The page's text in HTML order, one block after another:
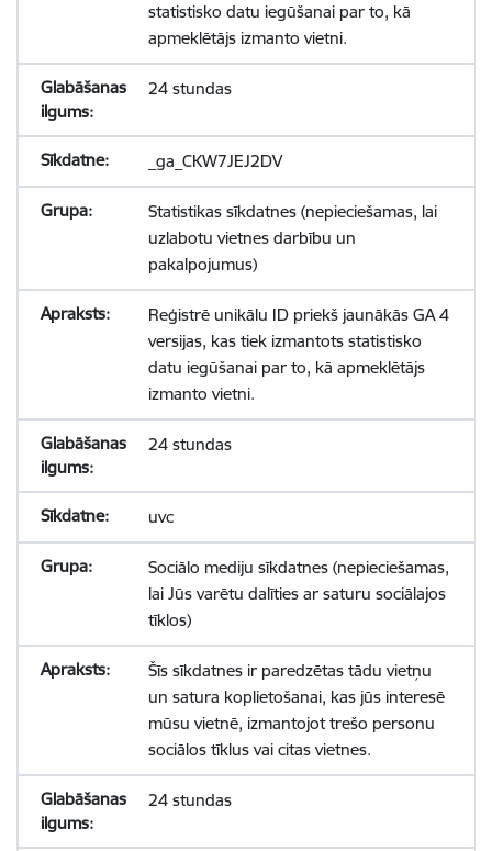
statistisko datu iegūšanai par to, kā
apmeklētājs izmanto vietni.
24 stundas
_ga_CKW7JEJ2DV
Statistikas sīkdatnes (nepieciešamas, lai
uzlabotu vietnes darbību un
pakalpojumus)
Reģistrē unikālu ID priekš jaunākās GA 4
versijas, kas tiek izmantots statistisko
datu iegūšanai par to, kā apmeklētājs
izmanto vietni.
24 stundas
uvc
Sociālo mediju sīkdatnes (nepieciešamas,
lai Jūs varētu dalīties ar saturu sociālajos
tīklos)
Šīs sīkdatnes ir paredzētas tādu vietņu
un satura koplietošanai, kas jūs interesē
mūsu vietnē, izmantojot trešo personu
sociālos tīklus vai citas vietnes.
24 stundas